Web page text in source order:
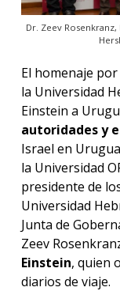
Dr. Zeev
El homenaje
la Universidad
Einstein a
autoridades y
Israel en
la Universidad
presidente de
Universidad
Junta de
Zeev
Einstein, quien
diarios de viaje.